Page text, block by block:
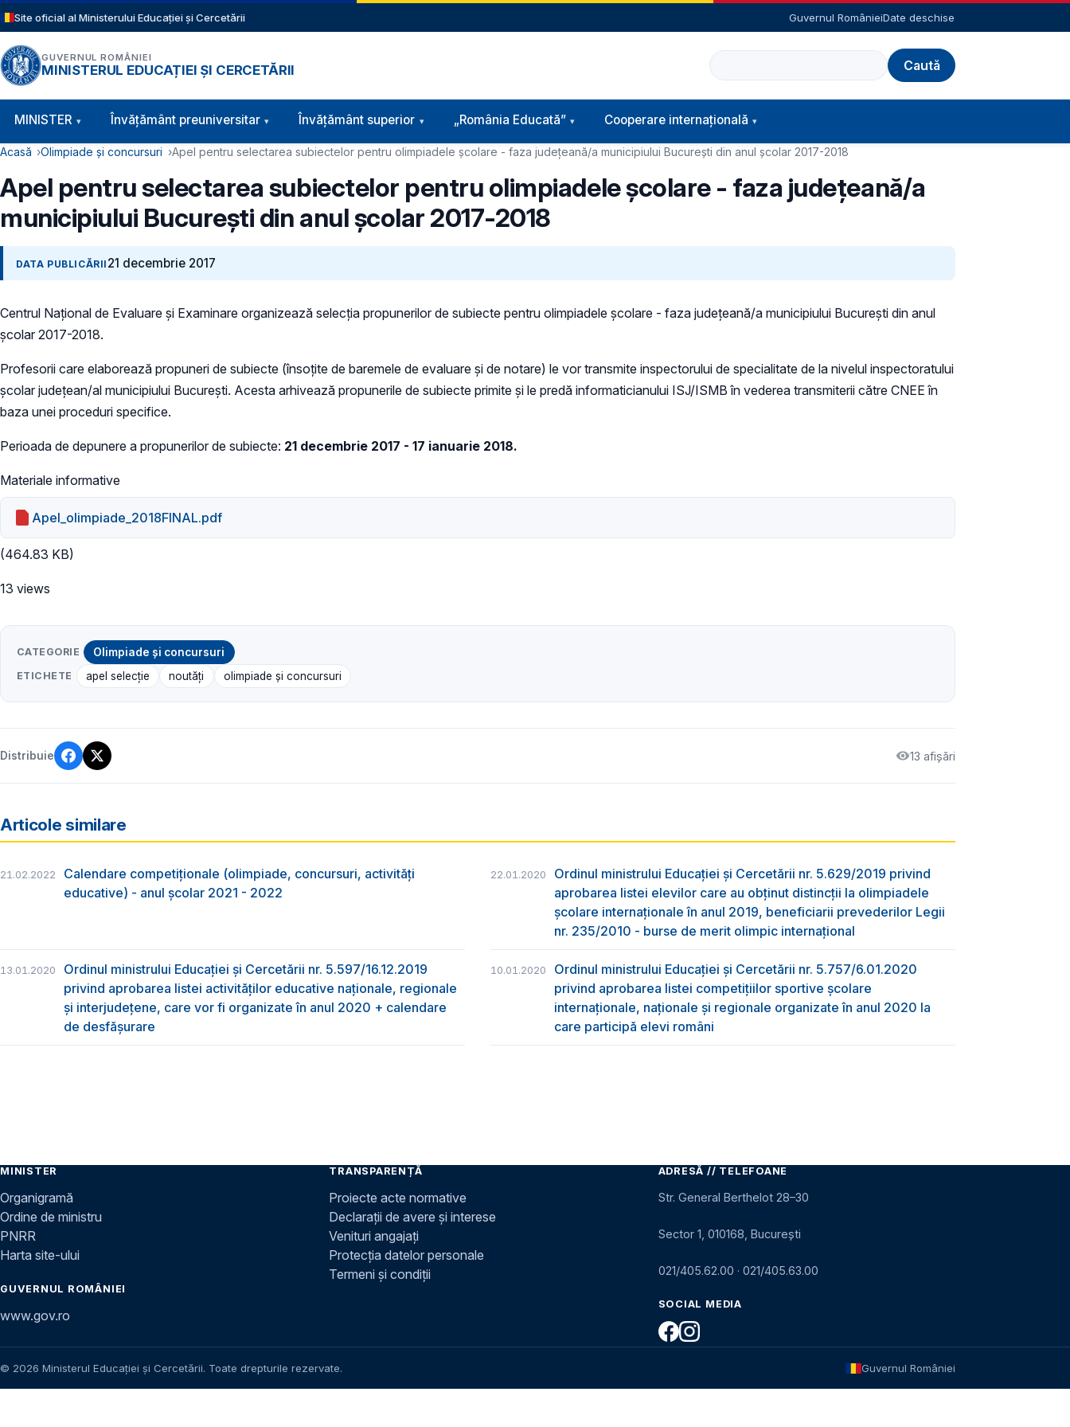
Sari la conținutul principal
Site oficial al Ministerului Educației și Cercetării Guvernul RomânieiDate deschise
GUVERNUL ROMÂNIEI
MINISTERUL EDUCAȚIEI ȘI CERCETĂRII
Caută
Navigație principală
MINISTER Învăţământ preuniversitar Învățământ superior „România Educată” Cooperare internațională
Cale de navigare
Acasă Olimpiade și concursuri Apel pentru selectarea subiectelor pentru olimpiadele școlare - faza județeană/a municipiului București din anul şcolar 2017-2018
Apel pentru selectarea subiectelor pentru olimpiadele școlare - faza județeană/a
municipiului București din anul şcolar 2017-2018
DATA PUBLICĂRII 21 decembrie 2017
Centrul Național de Evaluare și Examinare organizează selecţia propunerilor de subiecte pentru olimpiadele școlare - faza județeană/a municipiului București din anul
şcolar 2017-2018.
Profesorii care elaborează propuneri de subiecte (însoțite de baremele de evaluare și de notare) le vor transmite inspectorului de specialitate de la nivelul inspectoratului
școlar județean/al municipiului București. Acesta arhivează propunerile de subiecte primite și le predă informaticianului ISJ/ISMB în vederea transmiterii către CNEE în
baza unei proceduri specifice.
Perioada de depunere a propunerilor de subiecte: 21 decembrie 2017 - 17 ianuarie 2018.
Materiale informative
Apel_olimpiade_2018FINAL.pdf
(464.83 KB)
13 views
CATEGORIE Olimpiade și concursuri
ETICHETE apel selecție noutăți olimpiade și concursuri
Distribuie 13 afișări
Articole similare
21.02.2022
Calendare competiționale (olimpiade, concursuri, activități
educative) - anul școlar 2021 - 2022
22.01.2020
Ordinul ministrului Educației și Cercetării nr. 5.629/2019 privind
aprobarea listei elevilor care au obţinut distincţii la olimpiadele
şcolare internaţionale în anul 2019, beneficiarii prevederilor Legii
nr. 235/2010 - burse de merit olimpic internațional
13.01.2020
Ordinul ministrului Educației și Cercetării nr. 5.597/16.12.2019
privind aprobarea listei activităților educative naționale, regionale
și interjudețene, care vor fi organizate în anul 2020 + calendare
de desfășurare
10.01.2020
Ordinul ministrului Educației și Cercetării nr. 5.757/6.01.2020
privind aprobarea listei competițiilor sportive școlare
internaționale, naționale și regionale organizate în anul 2020 la
care participă elevi români
MINISTER
Organigramă
Ordine de ministru
PNRR
Harta site-ului
GUVERNUL ROMÂNIEI
www.gov.ro
TRANSPARENȚĂ
Proiecte acte normative
Declarații de avere și interese
Venituri angajați
Protecția datelor personale
Termeni și condiții
ADRESĂ // TELEFOANE
Str. General Berthelot 28–30
Sector 1, 010168, București
021/405.62.00 · 021/405.63.00
SOCIAL MEDIA
© 2026 Ministerul Educației și Cercetării. Toate drepturile rezervate. Guvernul României